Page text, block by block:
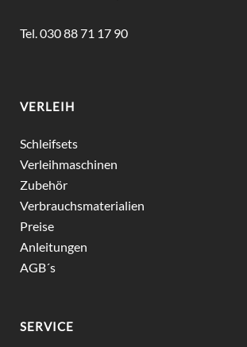
Tel. 030 88 71 17 90
VERLEIH
Schleifsets
Verleihmaschinen
Zubehör
Verbrauchsmaterialien
Preise
Anleitungen
AGB´s
SERVICE